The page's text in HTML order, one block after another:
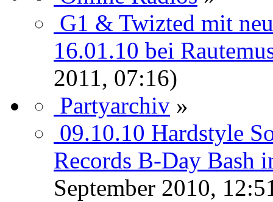
G1 & Twizted mit
16.01.10 bei
2011, 07:16)
Partyarchiv »
09.10.10 Hardstyle
Records B-Day Bash
September 2010,